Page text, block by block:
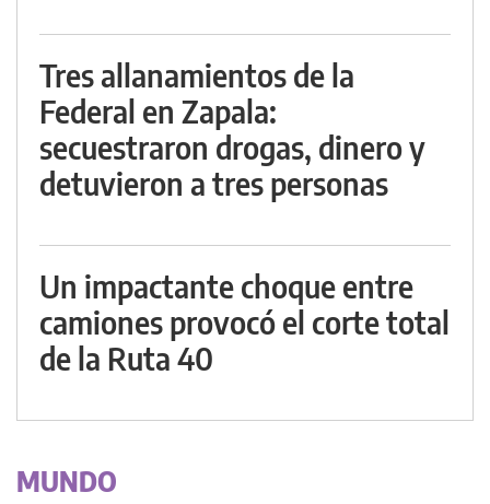
Tres allanamientos de la
Federal en Zapala:
secuestraron drogas, dinero y
detuvieron a tres personas
Un impactante choque entre
camiones provocó el corte total
de la Ruta 40
MUNDO